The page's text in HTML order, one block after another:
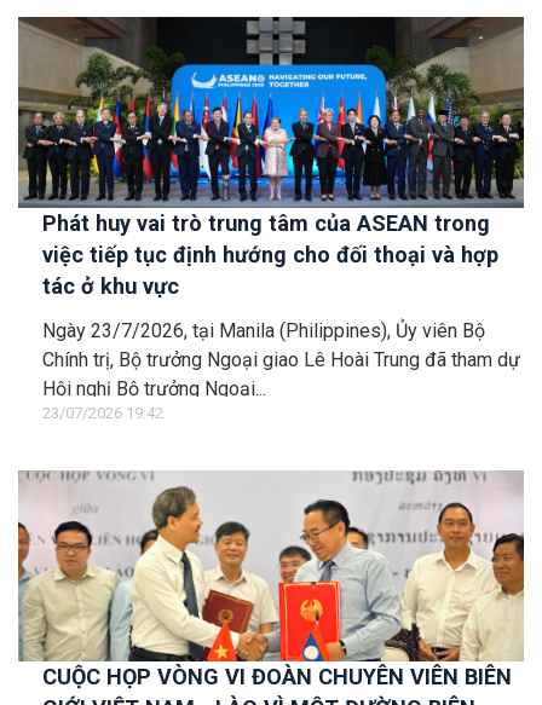
Phát huy vai trò trung tâm của ASEAN trong
việc tiếp tục định hướng cho đối thoại và hợp
tác ở khu vực
Ngày 23/7/2026, tại Manila (Philippines), Ủy viên Bộ
Chính trị, Bộ trưởng Ngoại giao Lê Hoài Trung đã tham dự
Hội nghị Bộ trưởng Ngoại...
23/07/2026 19:42
CUỘC HỌP VÒNG VI ĐOÀN CHUYÊN VIÊN BIÊN